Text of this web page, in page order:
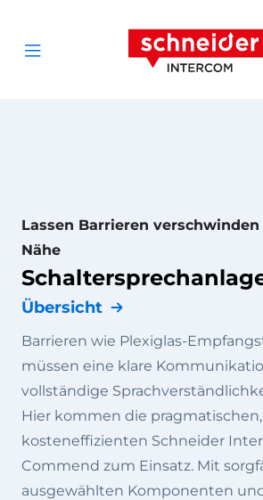
Open menu
Lassen Barrieren
Nähe
Übersicht
Barrieren wie Plexiglas-
müssen eine klare
vollständige
Hier kommen die pragmatischen,
kosteneffizienten Schneider
Commend zum Einsatz. Mit
ausgewählten Komponenten